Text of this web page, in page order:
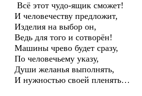
Всё этот чудо-ящик сможет!
И человечеству предложит,
Изделия на выбор он,
Ведь для того и сотворён!
Машины чрево будет сразу,
По человечьему указу,
Души желанья выполнять,
И нужностью своей пленять…